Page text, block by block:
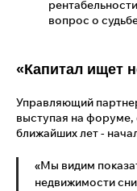
вопрос о
«Капитал ищет
Управляющий
выступая на форуме,
ближайших лет -
«Мы видим
недвижимости